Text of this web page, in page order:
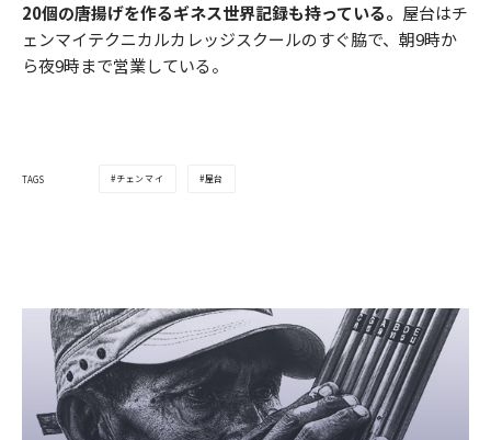
20個の唐揚げを作るギネス世界記録も持っている。 屋台はチ
ェンマイテクニカルカレッジスクールのすぐ脇で、朝9時か
ら夜9時まで営業している。
TAGS チェンマイ 屋台